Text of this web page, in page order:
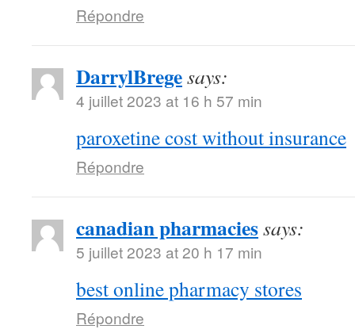
Répondre
DarrylBregesays:
4 juillet 2023 at 16 h 57 min
paroxetine cost without insurance
Répondre
canadian pharmaciessays:
5 juillet 2023 at 20 h 17 min
best online pharmacy stores
Répondre